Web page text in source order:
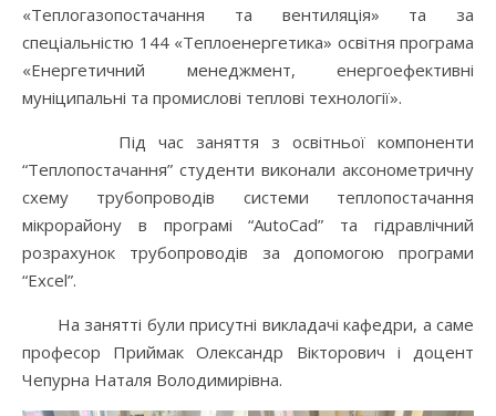
«Теплогазопостачання та вентиляція» та за
спеціальністю 144 «Теплоенергетика» освітня програма
«Енергетичний менеджмент, енергоефективні
муніципальні та промислові теплові технології».
Під час заняття з освітньої компоненти
“Теплопостачання” студенти виконали аксонометричну
схему трубопроводів системи теплопостачання
мікрорайону в програмі “AutoCad” та гідравлічний
розрахунок трубопроводів за допомогою програми
“Excel”.
На занятті були присутні викладачі кафедри, а саме
професор Приймак Олександр Вікторович і доцент
Чепурна Наталя Володимирівна.